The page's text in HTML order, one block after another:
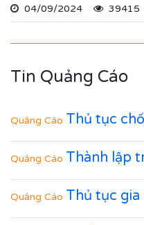
04/09/2024 39415
Tin Quảng Cáo
Quảng Cáo Thủ tục
Quảng Cáo Thành lập
Quảng Cáo Thủ tục gia